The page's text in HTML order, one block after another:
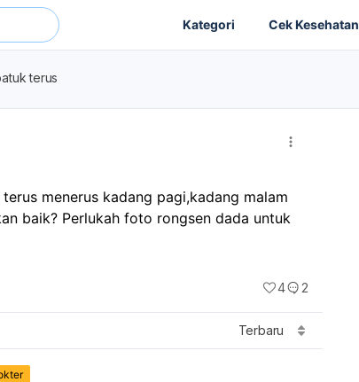
Kategori Cek Kesehatan
terus
menerus kadang pagi,kadang malam
baik? Perlukah foto rongsen dada untuk
4 2
Terbaru